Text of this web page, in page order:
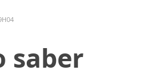
saber